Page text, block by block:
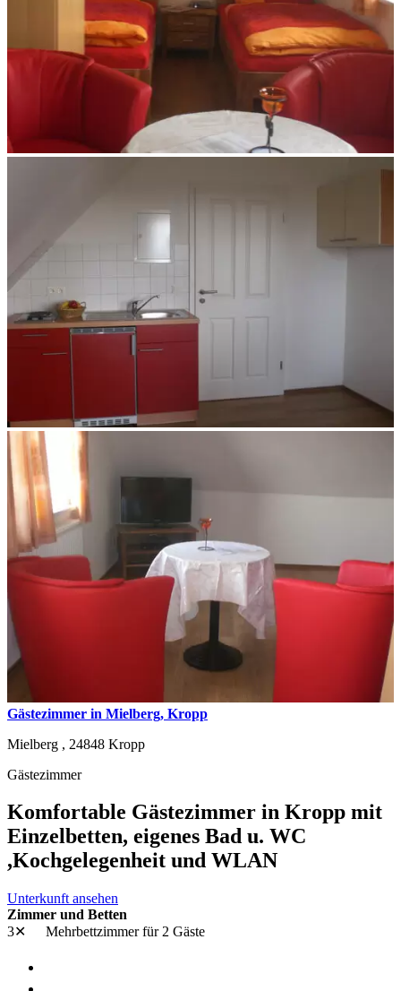
Gästezimmer in Mielberg, Kropp
Mielberg , 24848 Kropp
Gästezimmer
Komfortable Gästezimmer in Kropp mit
Einzelbetten, eigenes Bad u. WC
,Kochgelegenheit und WLAN
Unterkunft ansehen
Zimmer und Betten
3✕
Mehrbettzimmerfür 2 Gäste